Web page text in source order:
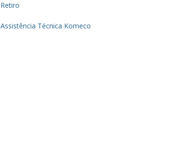
Retiro
Assistência Técnica Komeco